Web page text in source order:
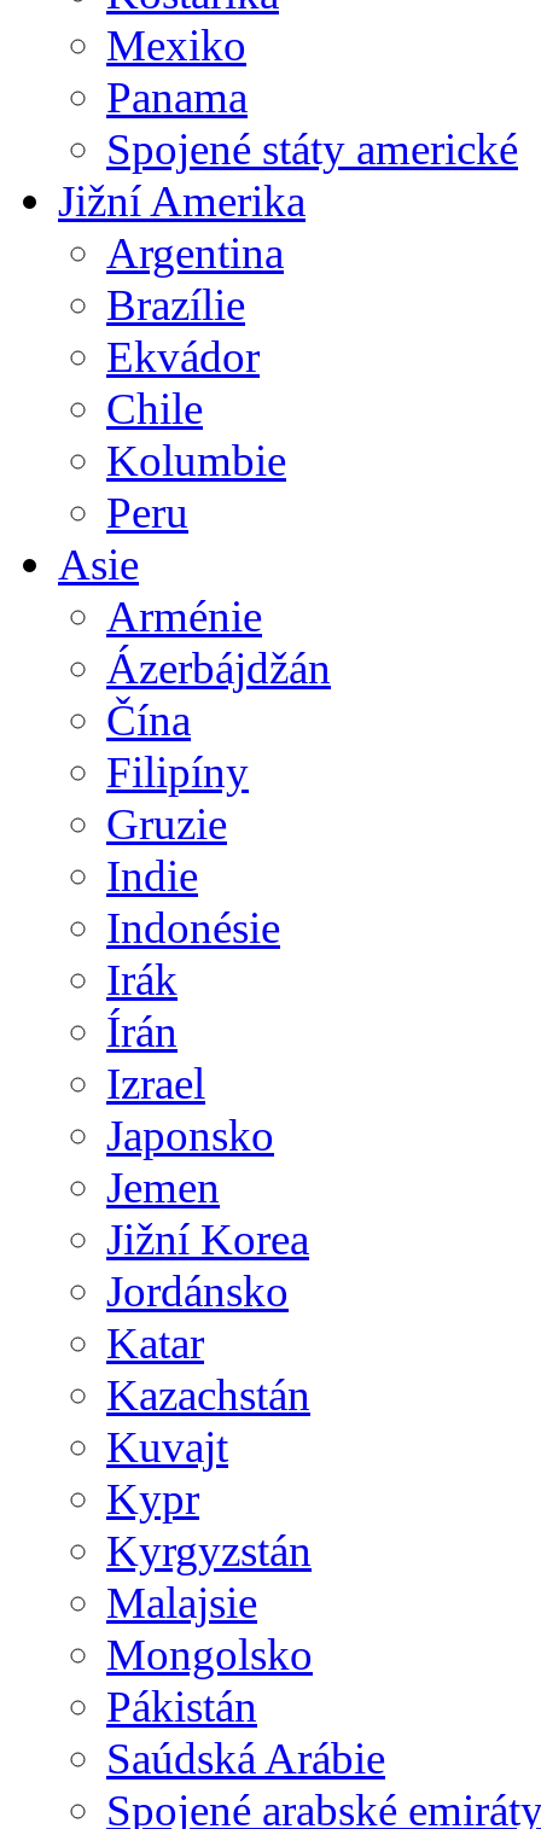
Mexiko
Panama
Spojené státy americké
Jižní Amerika
Argentina
Brazílie
Ekvádor
Chile
Kolumbie
Peru
Asie
Arménie
Ázerbájdžán
Čína
Filipíny
Gruzie
Indie
Indonésie
Irák
Írán
Izrael
Japonsko
Jemen
Jižní Korea
Jordánsko
Katar
Kazachstán
Kuvajt
Kypr
Kyrgyzstán
Malajsie
Mongolsko
Pákistán
Saúdská Arábie
Spojené arabské